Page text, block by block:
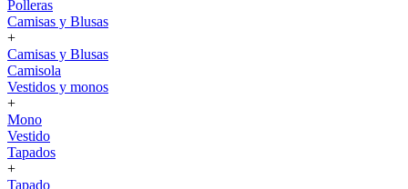
Polleras
Camisas y Blusas
+
Camisas y Blusas
Camisola
Vestidos y monos
+
Mono
Vestido
Tapados
+
Tapado